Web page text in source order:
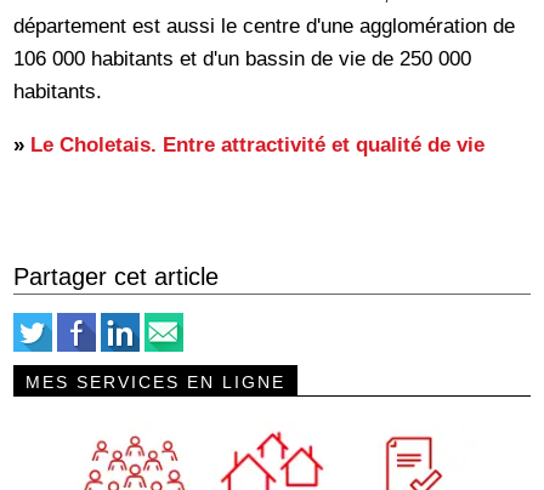
département est aussi le centre d'une agglomération de
106 000 habitants et d'un bassin de vie de 250 000
habitants.
» Le Choletais. Entre attractivité et qualité de vie
Partager cet article
MES SERVICES EN LIGNE